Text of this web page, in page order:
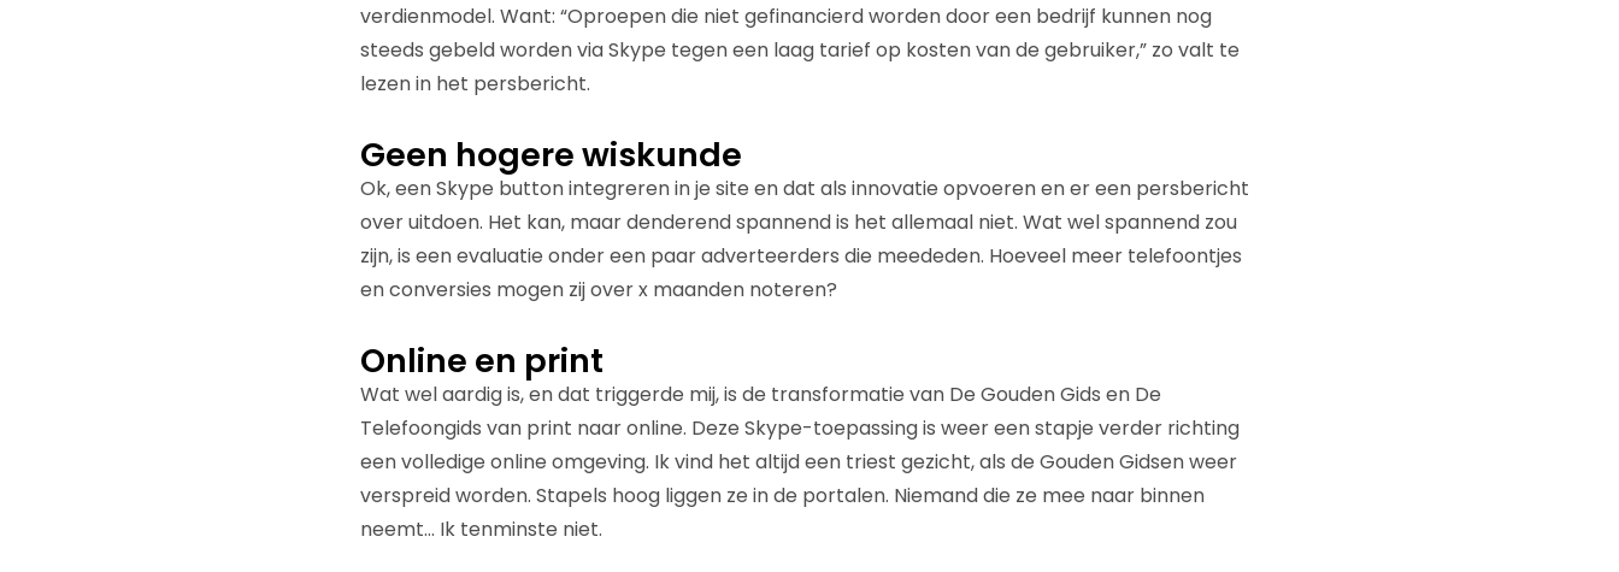
verdienmodel. Want: “Oproepen die niet gefinancierd worden door een bedrijf kunnen nog
steeds gebeld worden via Skype tegen een laag tarief op kosten van de gebruiker,” zo valt te
lezen in het persbericht.
Geen hogere wiskunde
Ok, een Skype button integreren in je site en dat als innovatie opvoeren en er een persbericht
over uitdoen. Het kan, maar denderend spannend is het allemaal niet. Wat wel spannend zou
zijn, is een evaluatie onder een paar adverteerders die meededen. Hoeveel meer telefoontjes
en conversies mogen zij over x maanden noteren?
Online en print
Wat wel aardig is, en dat triggerde mij, is de transformatie van De Gouden Gids en De
Telefoongids van print naar online. Deze Skype-toepassing is weer een stapje verder richting
een volledige online omgeving. Ik vind het altijd een triest gezicht, als de Gouden Gidsen weer
verspreid worden. Stapels hoog liggen ze in de portalen. Niemand die ze mee naar binnen
neemt… Ik tenminste niet.